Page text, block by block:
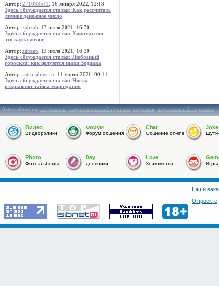
Автор: 271033511
, 16 января 2022, 12:18
Здесь обсуждается статья: Как рассчитать
личное денежное число
Автор: zabzab , 13 июля 2021, 16:30
Здесь обсуждается статья: Хиромантия —
это карта жизни
Автор: zabzab , 13 июля 2021, 16:30
Здесь обсуждается статья: Любовный
гороскоп: как целуются знаки Зодиака
Автор: astro.sibnet.ru , 11 марта 2021, 00:11
Здесь обсуждается статья: Числа
открывают тайны мироздания
Astro.sibnet.ru:астрология,астрологический прогноз,гороскоп,персональный гороскоп,
Видео
Видеоролики
Форум
Форум общения
Chat
Общение on-line
Joke
Photo
Фотоальбомы
Day
Дневники
Love
Знакомства Игры
Наши
О проекте